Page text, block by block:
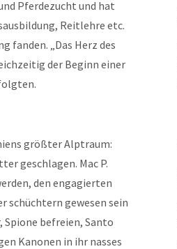
Pferdezucht und hat
Reitlehre etc.
fanden. „Das Herz des
der Beginn einer
größter Alptraum:
geschlagen. Mac P.
den engagierten
schüchtern gewesen sein
Spione befreien, Santo
Kanonen in ihr nasses